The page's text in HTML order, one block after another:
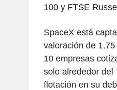
100 y FTSE
SpaceX está
valoración de
10 empresas
solo alrededor del
flotación en su